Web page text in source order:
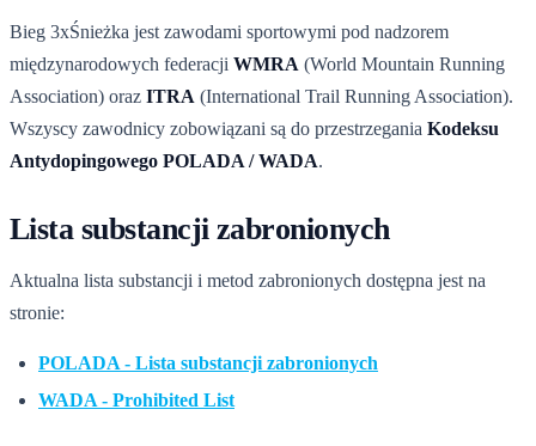
Bieg 3xŚnieżka jest zawodami sportowymi pod nadzorem
międzynarodowych federacji WMRA (World Mountain Running
Association) oraz ITRA (International Trail Running Association).
Wszyscy zawodnicy zobowiązani są do przestrzegania Kodeksu
Antydopingowego POLADA / WADA.
Lista substancji zabronionych
Aktualna lista substancji i metod zabronionych dostępna jest na
stronie:
POLADA - Lista substancji zabronionych
WADA - Prohibited List